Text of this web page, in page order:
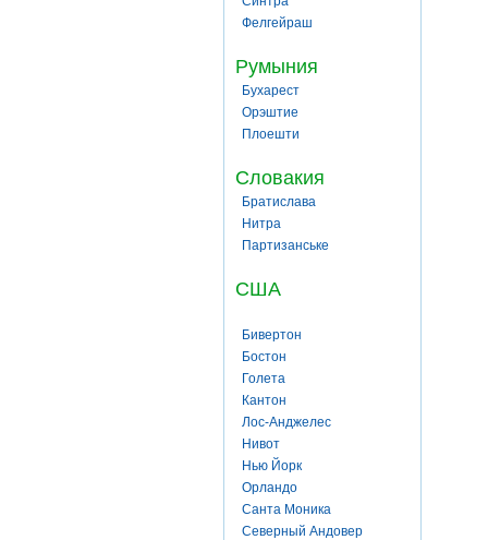
Фелгейраш
Румыния
Бухарест
Орэштие
Плоешти
Словакия
Братислава
Нитра
Партизанське
США
Бивертон
Бостон
Голета
Кантон
Лос-Анджелес
Нивот
Нью Йорк
Орландо
Санта Моника
Северный Андовер